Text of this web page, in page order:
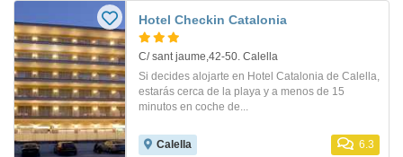
Hotel Checkin Catalonia
C/ sant jaume,42-50. Calella
Si decides alojarte en Hotel Catalonia de Calella,
estarás cerca de la playa y a menos de 15
minutos en coche de...
Calella 6.3